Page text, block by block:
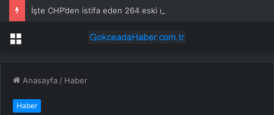
Menü
Anasayfa / Haber
Haber